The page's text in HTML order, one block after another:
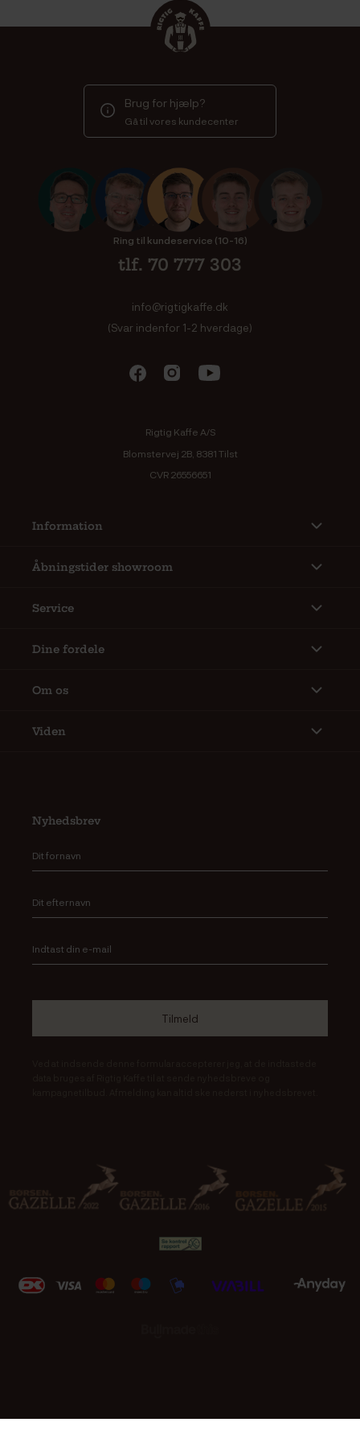
Brug for hjælp?
Gå til vores kundecenter
Ring til kundeservice (10-16)
tlf. 70 777 303
info@rigtigkaffe.dk
(Svar indenfor 1-2 hverdage)
Rigtig Kaffe A/S
Blomstervej 2B, 8381 Tilst
CVR 26556651
Information
Åbningstider showroom
Service
Dine fordele
Om os
Viden
Nyhedsbrev